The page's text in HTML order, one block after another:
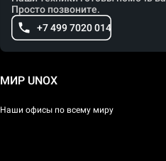
Просто позвоните.
+7 499 7020 014
МИР UNOX
Наши офисы по всему миру